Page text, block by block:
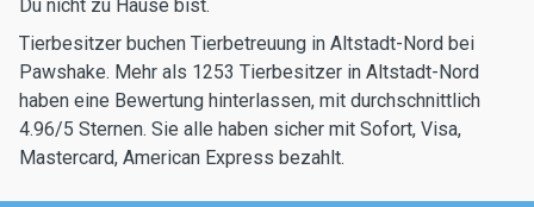
Du nicht zu Hause bist.
Tierbesitzer buchen Tierbetreuung in Altstadt-Nord bei
Pawshake. Mehr als 1253 Tierbesitzer in Altstadt-Nord
haben eine Bewertung hinterlassen, mit durchschnittlich
4.96/5 Sternen. Sie alle haben sicher mit Sofort, Visa,
Mastercard, American Express bezahlt.